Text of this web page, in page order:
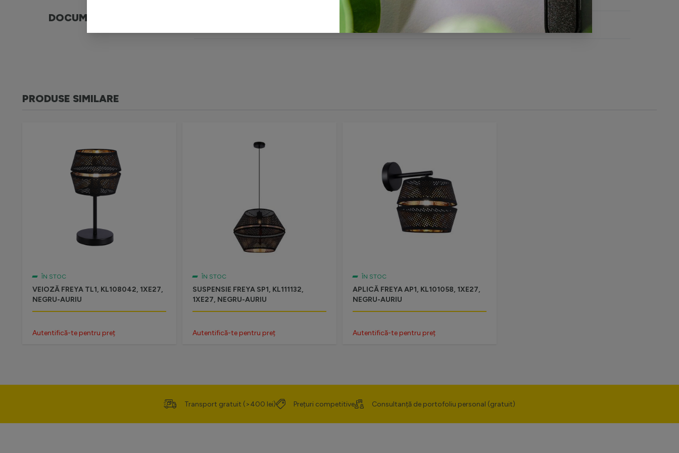
DOCUMENTE
Warranty & assembly instructions FREYA SP3 KL113021
PRODUSE SIMILARE
ÎN STOC
VEIOZĂ FREYA TL1, KL108042, 1XE27,
NEGRU-AURIU
Autentifică-te pentru preț
ÎN STOC
SUSPENSIE FREYA SP1, KL111132,
1XE27, NEGRU-AURIU
Autentifică-te pentru preț
ÎN STOC
APLICĂ FREYA AP1, KL101058, 1XE27,
NEGRU-AURIU
Autentifică-te pentru preț
Transport gratuit (>400 lei) Prețuri competitive Consultanță de portofoliu personal (gratuit)